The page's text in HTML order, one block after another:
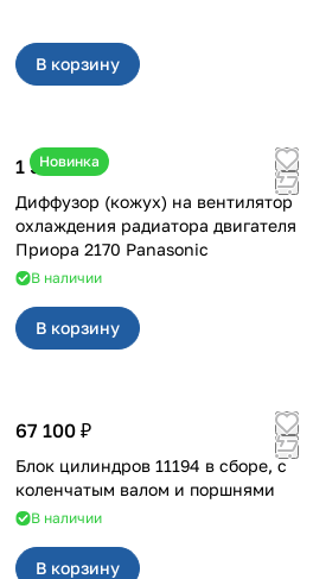
В корзину
Новинка
1 500 ₽
Диффузор (кожух) на вентилятор
охлаждения радиатора двигателя
Приора 2170 Panasonic
В наличии
В корзину
67 100 ₽
Блок цилиндров 11194 в сборе, с
коленчатым валом и поршнями
В наличии
В корзину